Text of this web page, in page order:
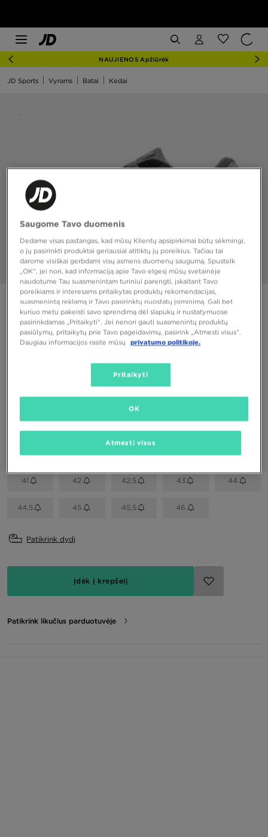
NAUJIENOS Apžiūrėk
JD Sports Vyrams Batai Kedai
PUIKUS PASIŪLYMAS
NIKE AIR MAX 90
41 42 42,5 43 44
44,5 45 45,5 46
Patikrink dydį
Įdėk į krepšelį
Patikrink likučius parduotuvėje
Saugome Tavo duomenis
Dedame visas pastangas, kad mūsų Klientų apsipirkimai būtų sėkmingi,
o jų pasirinkti produktai geriausiai atitiktų jų poreikius. Tačiau tai
darome visiškai gerbdami visų asmens duomenų saugumą. Spustelk
„OK“, jei nori, kad informaciją apie Tavo elgesį mūsų svetainėje
naudotume Tau suasmenintam turiniui parengti, įskaitant Tavo
poreikiams ir interesams pritaikytas produktų rekomendacijas,
suasmenintą reklamą ir Tavo pasirinktų nuostatų įsiminimą. Gali bet
kuriuo metu pakeisti savo sprendimą dėl slapukų ir nustatymuose
pasirinkdamas „Pritaikyti“. Jei nenori gauti suasmenintų produktų
pasiūlymų, pritaikytų prie Tavo pageidavimų, pasirink „Atmesti visus”.
Daugiau informacijos rasite mūsų
privatumo politikoje.
Pritaikyti
Atmesti visus
OK